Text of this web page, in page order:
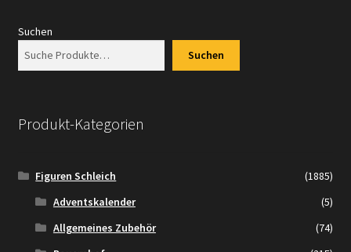
Suchen
Suchen
Produkt-Kategorien
Figuren Schleich
(1885)
Adventskalender
(5)
Allgemeines Zubehör
(74)